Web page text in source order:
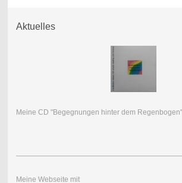
Aktuelles
Meine CD "Begegnungen hinter dem
Meine Webseite mit